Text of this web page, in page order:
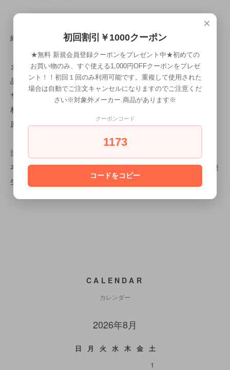
縦：約555mm 横：約100mm
カラー： NAVY
品番： G965-1246NB
サイズ ： H.610mm W.200mm D.105mm
材質 ： スチール(粉体塗装)
原産国 ： 中国
注意事項
本製品は製造工程上、プレス成型時にへこみや多少の擦り傷が発
生している場合がございます。
CALENDAR
カレンダー
2026年8月
日 月 火 水 木 金
土
1
×
初回割引￥1000クーポン
★無料 新規会員登録クーポンをプレゼント中★初めての
お買い物のみ、すぐ使える1,000円OFFクーポンをプレゼ
ント！！初回１回のみ利用可能です。重複して使用された
場合は自動でご注文キャンセルになりますのでご注意くだ
さい※対象外メーカー.商品があります※
クーポンコード
1173
コードをコピー